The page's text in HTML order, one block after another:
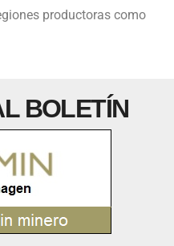
productoras como
BOLETÍN